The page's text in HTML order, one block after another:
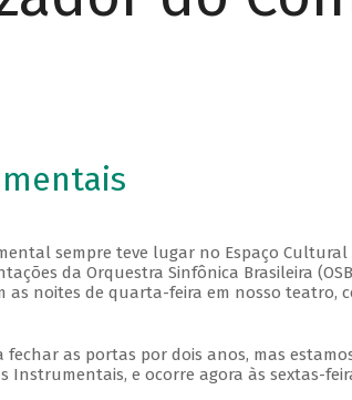
sempre teve lugar no Espaço Cultural
da Orquestra Sinfônica Brasileira
as noites de quarta-feira em nosso teatro,
as portas por dois anos, mas
Instrumentais, e ocorre agora às sextas-